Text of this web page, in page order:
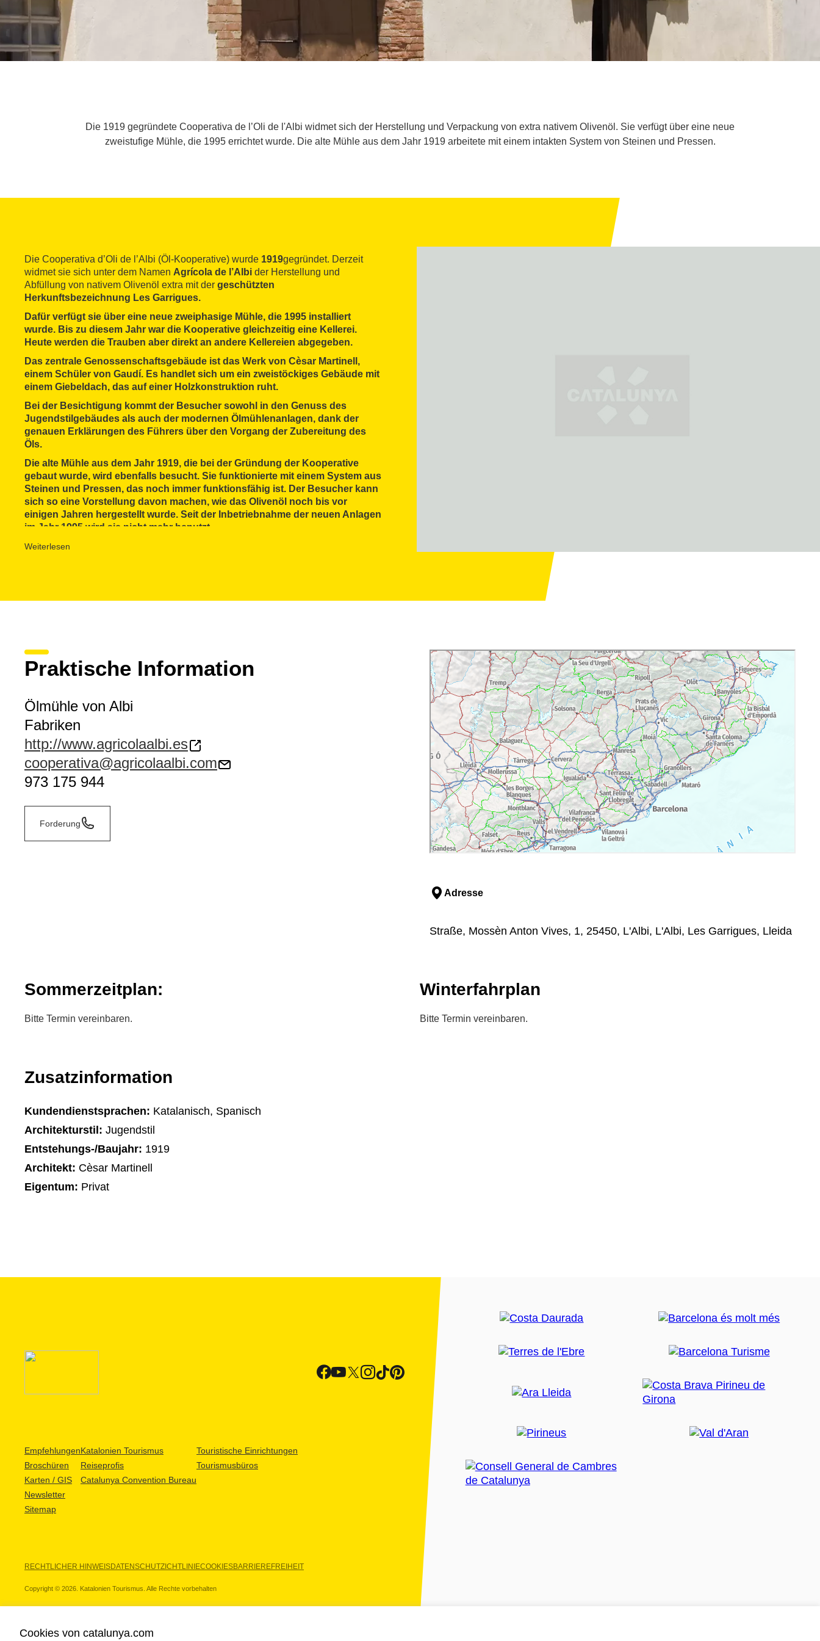
Die 1919 gegründete Cooperativa de l’Oli de l'Albi widmet sich der Herstellung und Verpackung von extra nativem Olivenöl. Sie verfügt über eine neue
zweistufige Mühle, die 1995 errichtet wurde. Die alte Mühle aus dem Jahr 1919 arbeitete mit einem intakten System von Steinen und Pressen.
Die Cooperativa d’Oli de l’Albi (Öl-Kooperative) wurde 1919gegründet. Derzeit
widmet sie sich unter dem Namen Agrícola de l’Albi der Herstellung und
Abfüllung von nativem Olivenöl extra mit der geschützten
Herkunftsbezeichnung Les Garrigues.
Dafür verfügt sie über eine neue zweiphasige Mühle, die 1995 installiert
wurde. Bis zu diesem Jahr war die Kooperative gleichzeitig eine Kellerei.
Heute werden die Trauben aber direkt an andere Kellereien abgegeben.
Das zentrale Genossenschaftsgebäude ist das Werk von Cèsar Martinell ,
einem Schüler von Gaudí. Es handlet sich um ein zweistöckiges Gebäude mit
einem Giebeldach, das auf einer Holzkonstruktion ruht.
Bei der Besichtigung kommt der Besucher sowohl in den Genuss des
Jugendstilgebäudes als auch der modernen Ölmühlenanlagen, dank der
genauen Erklärungen des Führers über den Vorgang der Zubereitung des
Öls.
Die alte Mühle aus dem Jahr 1919, die bei der Gründung der Kooperative
gebaut wurde, wird ebenfalls besucht. Sie funktionierte mit einem System aus
Steinen und Pressen, das noch immer funktionsfähig ist. Der Besucher kann
sich so eine Vorstellung davon machen, wie das Olivenöl noch bis vor
einigen Jahren hergestellt wurde. Seit der Inbetriebnahme der neuen Anlagen
im Jahr 1995 wird sie nicht mehr benutzt.
Zum Abschluss der Besichtigung wird eine
Weiterlesen
Praktische Information
Ölmühle von Albi
Fabriken
http://www.agricolaalbi.es
cooperativa@agricolaalbi.com
973 175 944
Forderung
Adresse
Straße, Mossèn Anton Vives, 1, 25450, L'Albi, L'Albi, Les Garrigues, Lleida
Sommerzeitplan:
Bitte Termin vereinbaren.
Winterfahrplan
Bitte Termin vereinbaren.
Zusatzinformation
Kundendienstsprachen: Katalanisch, Spanisch
Architekturstil: Jugendstil
Entstehungs-/Baujahr: 1919
Architekt: Cèsar Martinell
Eigentum: Privat
Empfehlungen
Broschüren
Karten / GIS
Newsletter
Sitemap
Katalonien Tourismus
Reiseprofis
Catalunya Convention Bureau
Touristische Einrichtungen
Tourismusbüros
RECHTLICHER HINWEISDATENSCHUTZICHTLINIECOOKIESBARRIEREFREIHEIT
Copyright © 2026. Katalonien Tourismus. Alle Rechte vorbehalten
Cookies von catalunya.com